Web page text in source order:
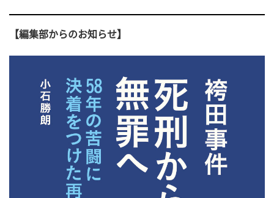
【編集部からのお知らせ】